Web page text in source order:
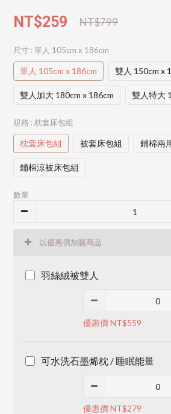
NT$799
NT$259
尺寸 : 單人 105cm x 186cm
單人 105cm x 186cm 雙人 150cm x
雙人加大 180cm x 186cm 雙人特大
規格 : 枕套床包組
枕套床包組 被套床包組 鋪棉兩
鋪棉涼被床包組
數量
以優惠價加購商品
羽絲絨被雙人
優惠價 NT$559
可水洗石墨烯枕 / 睡眠能量
優惠價 NT$279